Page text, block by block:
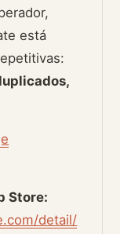
está
Store:
detail/